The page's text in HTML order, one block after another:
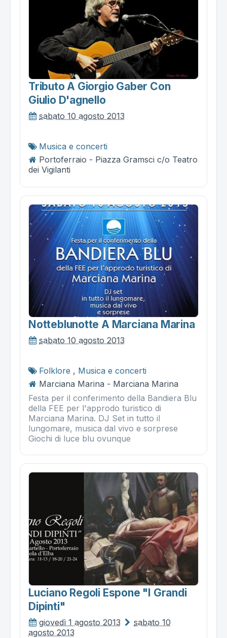
Tributo A Giorgio Gaber Con
Giulio D'agnello
sabato 10 agosto 2013
Musica e concerti
Portoferraio - Piazza Gramsci c/o Teatro
dei Vigilanti
Notteblunotte A Marciana Marina
sabato 10 agosto 2013
Folklore , Musica e concerti
Marciana Marina - Marciana Marina
Festa per il conferimento della Bandiera Blu
della FEE per l'approdo turistico di
Marciana Marina. DJ Set in tutto il
lungomare, musica dal vivo e sorprese
Giochi di luce blu ovunque
Luciano Regoli Espone "i Grandi
Dipinti"
giovedì 1 agosto 2013
sabato 10
agosto 2013